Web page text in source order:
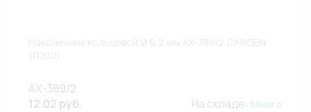
AX-389/2
12.02 руб.
На складе: Много